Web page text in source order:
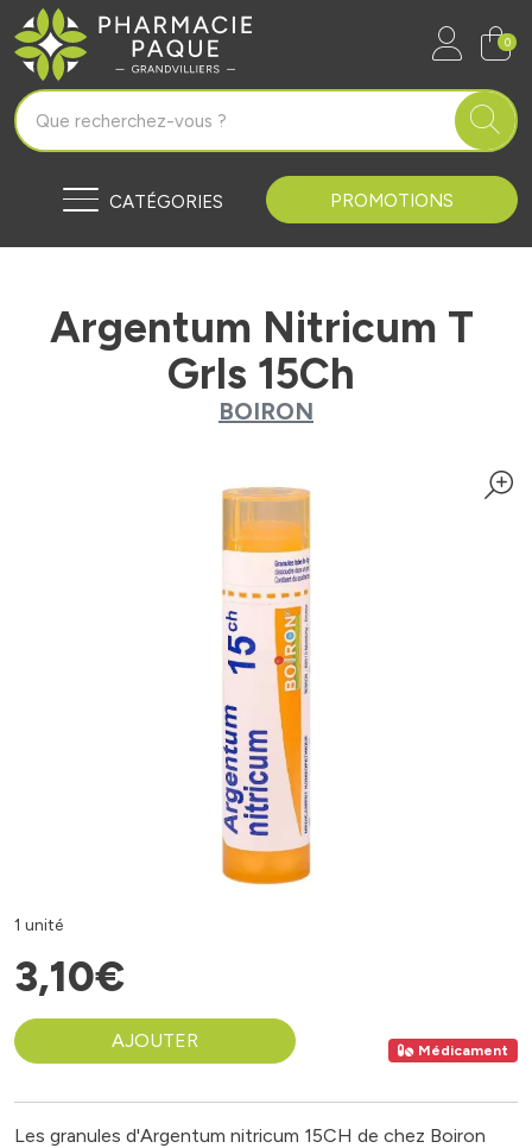
Pharmacie Paque Grandvilliers
0
CATÉGORIES PROMOTIONS
Argentum Nitricum T
Grls 15Ch
BOIRON
1 unité
3,10€
AJOUTER Médicament
Les granules d'Argentum nitricum 15CH de chez Boiron